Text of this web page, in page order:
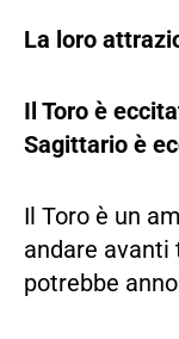
La loro
Il Toro è
Sagittario è
Il Toro è un
andare
potrebbe